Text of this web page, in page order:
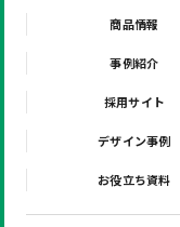
商品情報
事例紹介
採用サイト
デザイン事例
お役立ち資料